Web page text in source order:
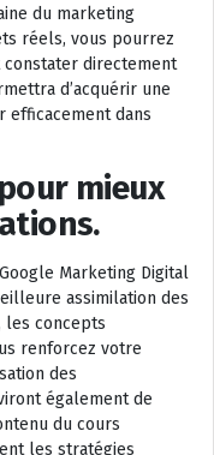
du marketing
réels, vous pourrez
directement
d’acquérir une
efficacement dans
mieux
Marketing Digital
assimilation des
les concepts
renforcez votre
des
également de
du cours
les stratégies